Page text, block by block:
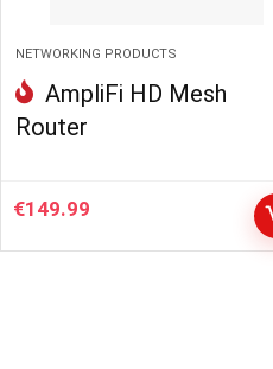
NETWORKING PRODUCTS
AmpliFi HD Mesh
Router
€149.99